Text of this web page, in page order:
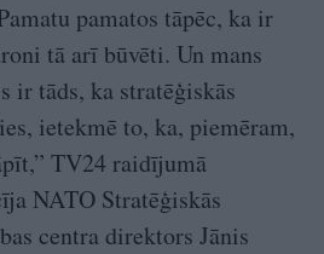
pamatos tāpēc, ka ir
tā arī būvēti. Un mans
ir tāds, ka stratēģiskās
ietekmē to, ka, piemēram,
TV24 raidījumā
NATO Stratēģiskās
centra direktors Jānis